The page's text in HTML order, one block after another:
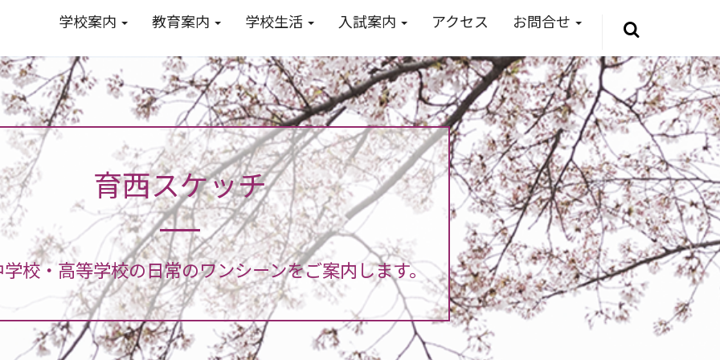
学校案内 教育案内 学校生活 入試案内 アクセス お問合せ
育西スケッチ
校・高等学校の日常のワンシーンをご案内します。